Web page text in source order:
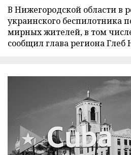
В Нижегородской области в
украинского беспилотника
мирных жителей, в том
сообщил глава региона